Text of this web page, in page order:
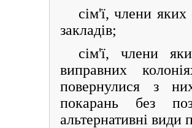
сім'ї, члени
закладів;
сім'ї, члени
виправних
повернулися з
покарань без
альтернативні види